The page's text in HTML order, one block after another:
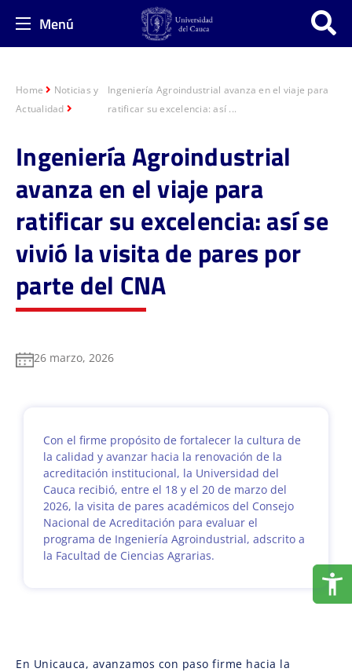
Menú
Home
Noticias y
Actualidad
Ingeniería Agroindustrial avanza en el viaje para
ratificar su excelencia: así ...
Ingeniería Agroindustrial
avanza en el viaje para
ratificar su excelencia: así se
vivió la visita de pares por
parte del CNA
26 marzo, 2026
Con el firme propósito de fortalecer la cultura de
la calidad y avanzar hacia la renovación de la
acreditación institucional, la Universidad del
Cauca recibió, entre el 18 y el 20 de marzo del
2026, la visita de pares académicos del Consejo
Nacional de Acreditación para evaluar el
programa de Ingeniería Agroindustrial, adscrito a
la Facultad de Ciencias Agrarias.
En Unicauca, avanzamos con paso firme hacia la